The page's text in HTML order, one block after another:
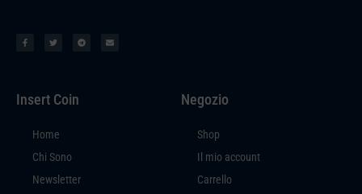
Insert Coin
Home
Chi Sono
Newsletter
Negozio
Shop
Il mio account
Carrello